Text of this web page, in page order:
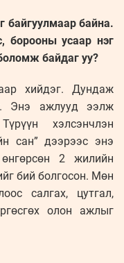
байна.
борооны усаар нэг
байдаг уу?
хийдэг. Дундаж
Энэ ажлууд ээлж
хэлсэнчлэн
сан” дээрээс энэ
2 жилийн
бий болгосон. Мөн
салгах, цутгал,
олон ажлыг